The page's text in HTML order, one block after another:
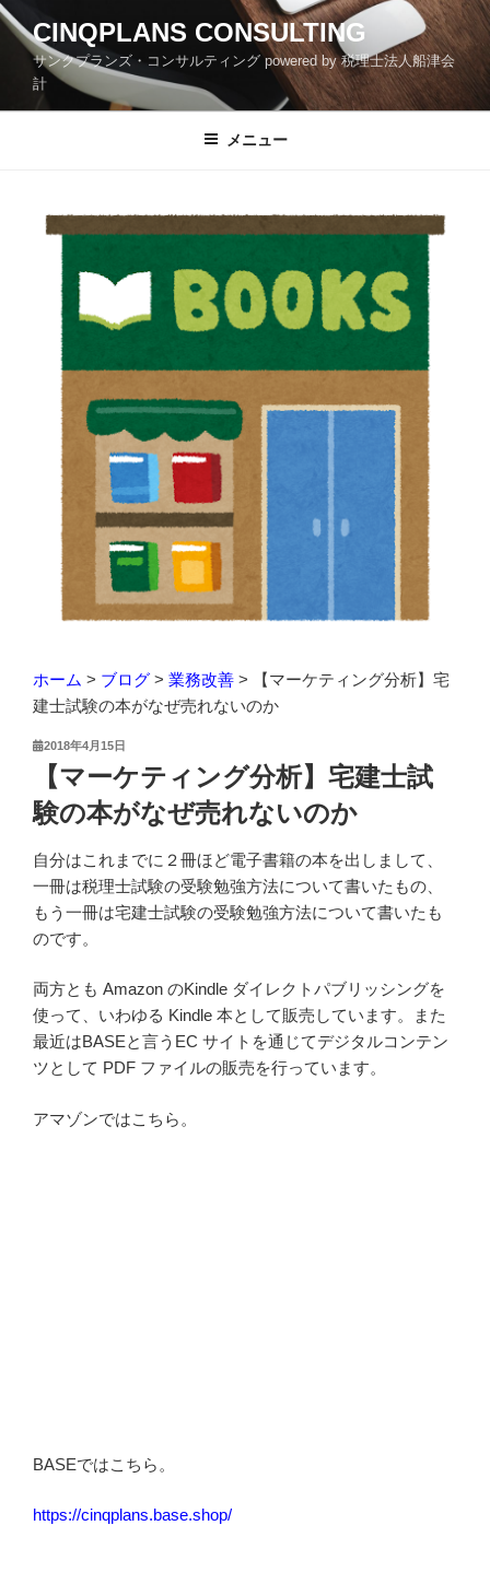
コ
ン
ツ
CINQPLANS CONSULTING
サンクプランズ・コンサルティング powered by 税理士法人船津会
計
メニュー
ホーム > ブログ > 業務改善 >
【マーケティング分析】宅
建士試験の本がなぜ売れないのか
投2018年4月15日
【マーケティング分析】宅建士試
験の本がなぜ売れないのか
自分はこれまでに２冊ほど電子書籍の本を出しまして、
一冊は税理士試験の受験勉強方法について書いたもの、
もう一冊は宅建士試験の受験勉強方法について書いたも
のです。
両方とも Amazon のKindle ダイレクトパブリッシングを
使って、いわゆる Kindle 本として販売しています。また
最近はBASEと言うEC サイトを通じてデジタルコンテン
ツとして PDF ファイルの販売を行っています。
アマゾンではこちら。
BASEではこちら。
https://cinqplans.base.shop/